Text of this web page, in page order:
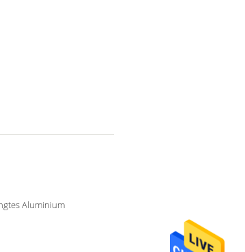
Aluminium